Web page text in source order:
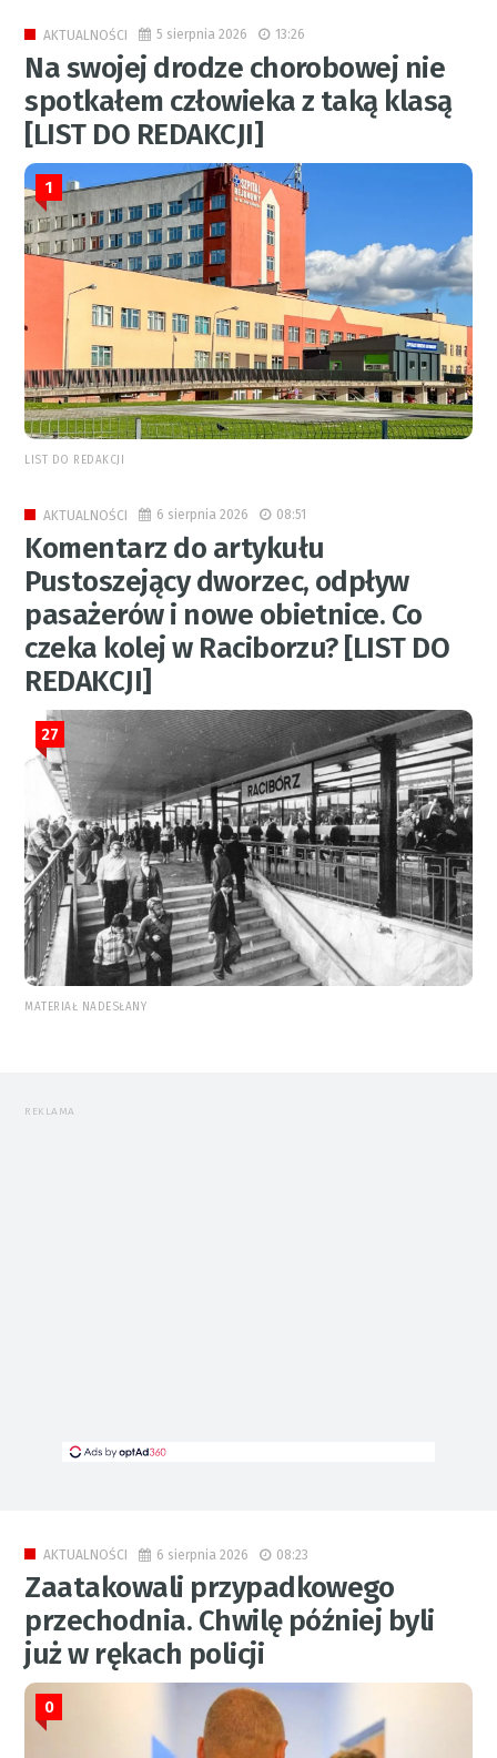
AKTUALNOŚCI 5 sierpnia 2026 13:26
Na swojej drodze chorobowej nie
spotkałem człowieka z taką klasą
[LIST DO REDAKCJI]
1
LIST DO REDAKCJI
AKTUALNOŚCI 6 sierpnia 2026 08:51
Komentarz do artykułu
Pustoszejący dworzec, odpływ
pasażerów i nowe obietnice. Co
czeka kolej w Raciborzu? [LIST DO
REDAKCJI]
27
MATERIAŁ NADESŁANY
REKLAMA
AKTUALNOŚCI 6 sierpnia 2026 08:23
Zaatakowali przypadkowego
przechodnia. Chwilę później byli
już w rękach policji
0